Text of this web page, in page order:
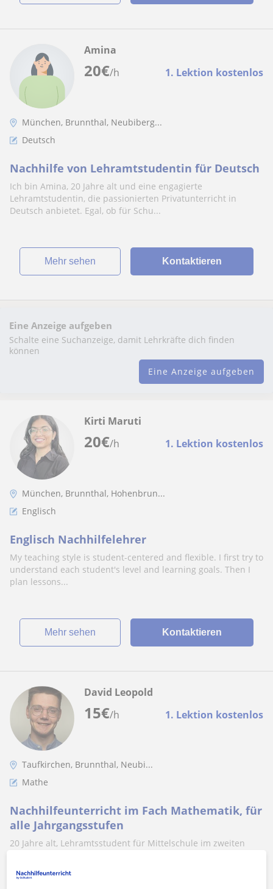
20€/h 1. Lektion kostenlos
Amina
München, Brunnthal, Neubiberg...
Deutsch
Nachhilfe von Lehramtstudentin für Deutsch
Ich bin Amina, 20 Jahre alt und eine engagierte
Lehramtstudentin, die passionierten Privatunterricht in
Deutsch anbietet. Egal, ob für Schu...
Mehr sehen Kontaktieren
Eine Anzeige aufgeben
Schalte eine Suchanzeige, damit Lehrkräfte dich finden
können
Eine Anzeige aufgeben
20€/h 1. Lektion kostenlos
Kirti Maruti
München, Brunnthal, Hohenbrun...
Englisch
Englisch Nachhilfelehrer
My teaching style is student-centered and flexible. I first try to
understand each student's level and learning goals. Then I
plan lessons...
Mehr sehen Kontaktieren
15€/h 1. Lektion kostenlos
David Leopold
Taufkirchen, Brunnthal, Neubi...
Mathe
Nachhilfeunterricht im Fach Mathematik, für
alle Jahrgangsstufen
20 Jahre alt, Lehramtsstudent für Mittelschule im zweiten